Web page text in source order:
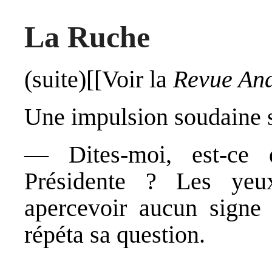
La Ruche
(suite)[[Voir la Revue
Une impulsion soudaine
― Dites-moi, est-ce
Présidente ? Les
apercevoir aucun
répéta sa question.